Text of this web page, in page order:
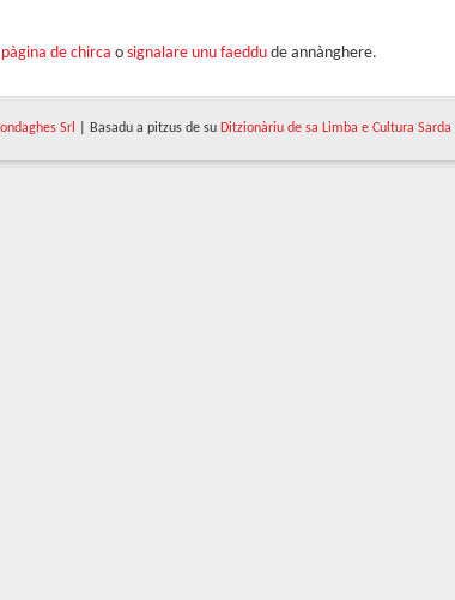
pàgina de chirca o signalare unu faeddu de annànghere.
Srl | Basadu a pitzus de su Ditzionàriu de sa Limba e Cultura Sarda